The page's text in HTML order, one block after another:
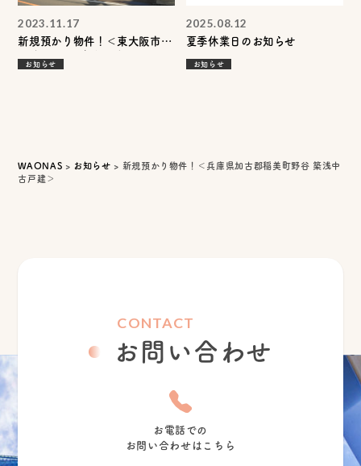
新規預かり物件！＜東大阪市横
2023.11.17
お知らせ
夏季休業日のお知らせ
2025.08.12
お知らせ
WAONAS > お知らせ > 新規預かり物件！＜兵庫県加古郡稲美町野谷 築浅中
古戸建＞
CONTACT
お問い合わせ
お電話での
お問い合わせはこちら